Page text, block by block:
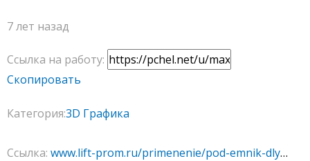
7 лет назад
Ссылка на работу:
Скопировать
Категория:3D Графика
Ссылка: www.lift-prom.ru/primenenie/pod-emnik-dlya-sklada